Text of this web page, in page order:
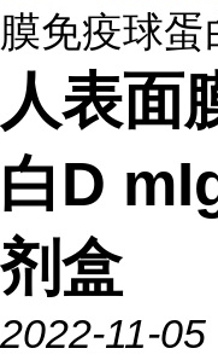
膜免疫球蛋
人表面
白D
剂盒
2022-11-05